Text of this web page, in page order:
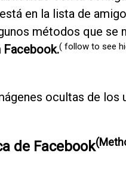
en la lista de
métodos que se
( follow to see
ocultas de los
de Facebook